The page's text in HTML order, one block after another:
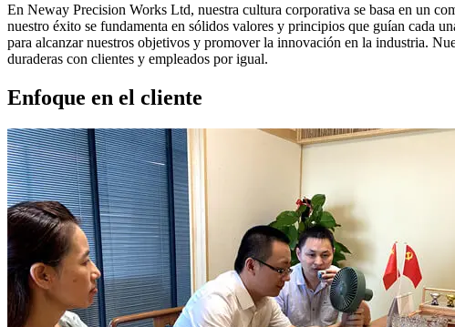
En Neway Precision Works Ltd, nuestra cultura corporativa se basa en un
nuestro éxito se fundamenta en sólidos valores y principios que guían cada
para alcanzar nuestros objetivos y promover la innovación en la industria.
duraderas con clientes y empleados por igual.
Enfoque en el cliente